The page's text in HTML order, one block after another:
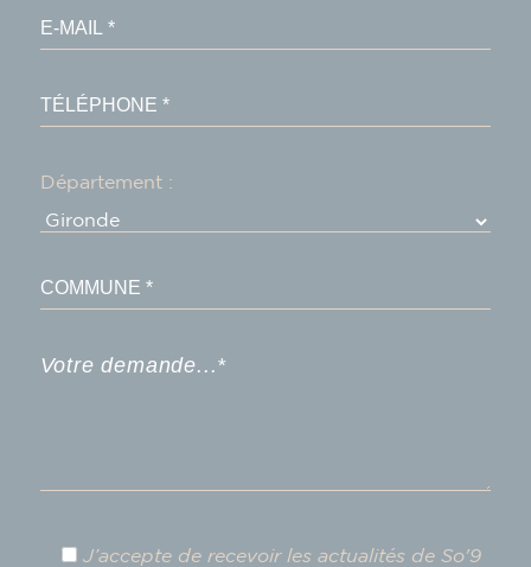
Département :
J’accepte de recevoir les actualités de So'9